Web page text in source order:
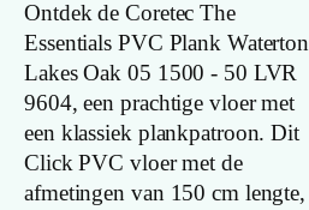
Ontdek de Coretec The
Essentials PVC Plank Waterton
Lakes Oak 05 1500 - 50 LVR
9604, een prachtige vloer met
een klassiek plankpatroon. Dit
Click PVC vloer met de
afmetingen van 150 cm lengte,